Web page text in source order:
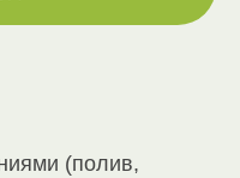
(полив,